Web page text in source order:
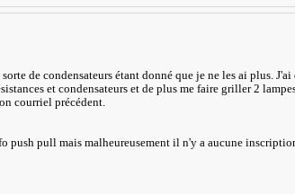
de condensateurs étant donné que je ne les ai plus.
et condensateurs et de plus me faire griller 2
courriel précédent.
push pull mais malheureusement il n'y a aucune